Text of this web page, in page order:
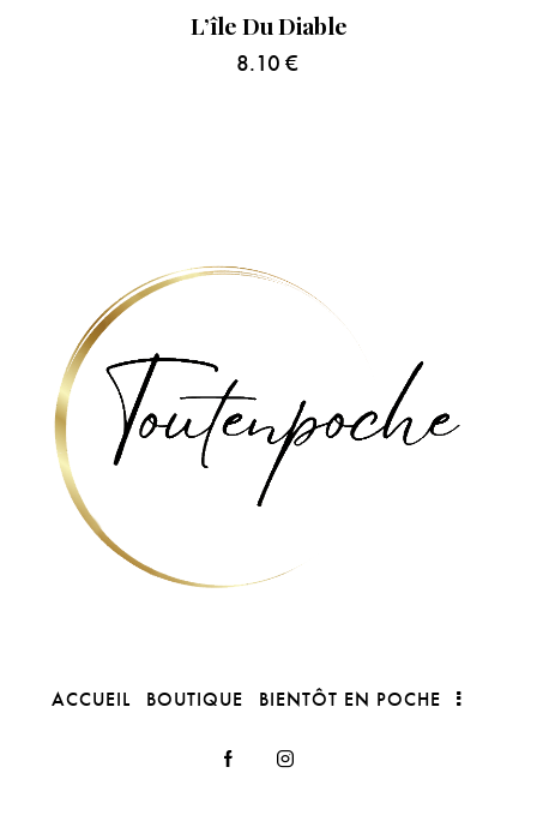
L’île Du Diable
8.10 €
ACCUEIL BOUTIQUE BIENTÔT EN POCHE